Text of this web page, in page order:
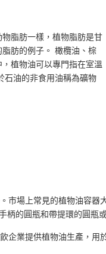
脂肪一樣，植物脂肪是甘
肪的例子。 橄欖油、棕
植物油可以專門指在室溫
石油的非食用油稱為礦物
市場上常見的植物油容
的圓瓶和帶提環的圓瓶
企業提供植物油生產，用